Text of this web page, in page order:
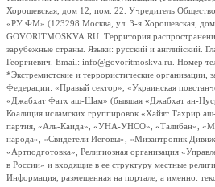
Хорошевская, дом 12, пом. 22. Учредитель
«РУ ФМ» (123298 Москва, ул. 3-я Хорошевская,
GOVORITMOSKVA.RU. Территория
зарубежные страны. Языки: русский и английский.
Георгиевич. Email: info@govoritmoskva.ru. Номер
*Экстремистские и террористические организации,
Федерации: «Правый сектор», «Украинская
«Джабхат Фатх аш-Шам» (бывшая «Джабхат ан-
Коалиция исламских группировок «Хайят Тахрир
партия, «Аль-Каида», «УНА-УНСО», «Талибан»,
народа», «Свидетели Иеговы», «Мизантропик
«Артподготовка», Религиозная организация
в России» и входящие в ее структуру местные
Информация, размещенная на портале, а именно: